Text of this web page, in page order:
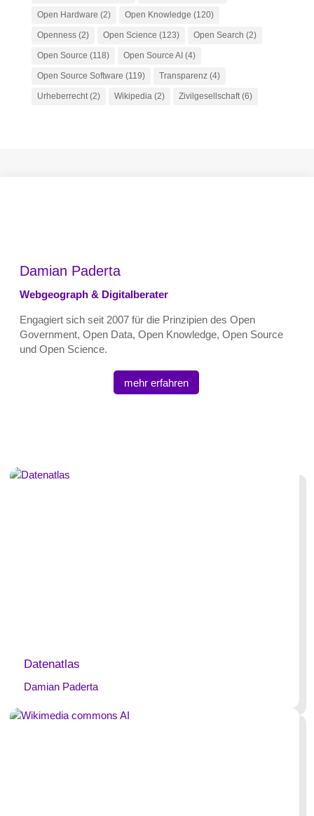
Open Hardware (2) Open Knowledge (120)
Openness(2) Open Science (123) Open Search (2)
Open Source (118) Open Source AI (4)
Open Source Software (119) Transparenz(4)
Urheberrecht(2) Wikipedia(2) Zivilgesellschaft(6)
Damian Paderta
Webgeograph & Digitalberater
Engagiert sich seit 2007 für die Prinzipien des Open
Government, Open Data, Open Knowledge, Open Source
und Open Science.
mehr erfahren
Datenatlas
Damian Paderta